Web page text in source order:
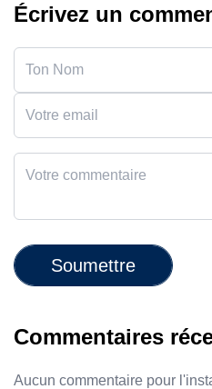
Écrivez un
Soumettre
Commentaires
Aucun commentaire pour